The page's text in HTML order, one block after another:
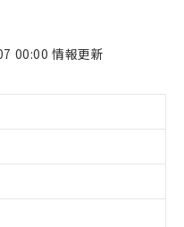
00:00 情報更新